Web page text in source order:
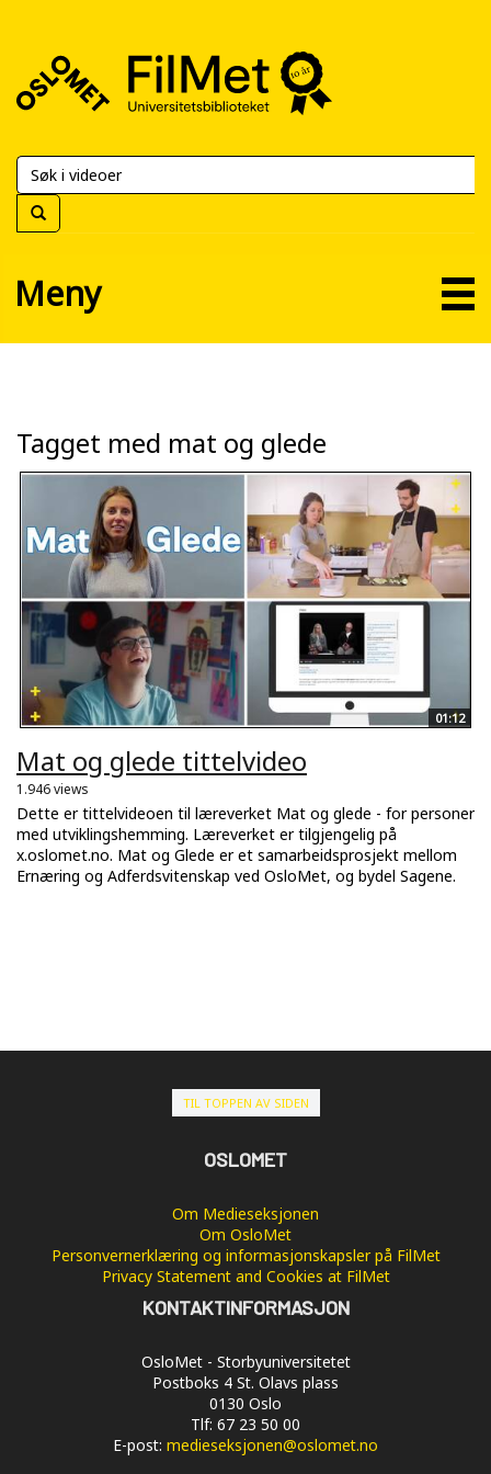
FilMet
Universitetsbiblioteket
Meny
Tagget med mat og glede
01:12
Mat og glede tittelvideo
1.946 views
Dette er tittelvideoen til læreverket Mat og glede - for personer
med utviklingshemming. Læreverket er tilgjengelig på
x.oslomet.no. Mat og Glede er et samarbeidsprosjekt mellom
Ernæring og Adferdsvitenskap ved OsloMet, og bydel Sagene.
TIL TOPPEN AV SIDEN
OSLOMET
Om Medieseksjonen
Om OsloMet
Personvernerklæring og informasjonskapsler på FilMet
Privacy Statement and Cookies at FilMet
KONTAKTINFORMASJON
OsloMet - Storbyuniversitetet
Postboks 4 St. Olavs plass
0130 Oslo
Tlf: 67 23 50 00
E-post: medieseksjonen@oslomet.no